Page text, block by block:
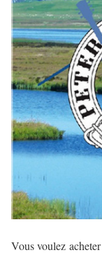
Vous voulez